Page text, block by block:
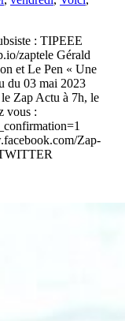
: TIPEEE
zaptele Gérald
et Le Pen « Une
du 03 mai 2023
Zap Actu à 7h, le
vous :
Zap-